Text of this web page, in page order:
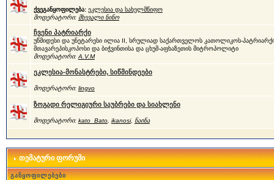
ქვეგანყოფილება: ეკლესია და სახელმწიფო
მოდერატორი: მხევალი ნინო
ჩვენი პატრიარქი
უწმიდესი და უნეტარესი ილია II, სრულიად საქართველოს კათოლიკოს-
მთავარეპისკოპოსი და ბიჭვინთისა და ცხუმ-აფხაზეთის მიტროპოლიტი
მოდერატორი: A.V.M
ეკლესია-მონასტრები, სიწმინდეები
მოდერატორი: lingvo
ზოგადი რელიგიური საუბრები და სიახლენი
მოდერატორი: kato_Bato, ikanosi, ნაინა
თემატური ფორუმი
განყოფილებები